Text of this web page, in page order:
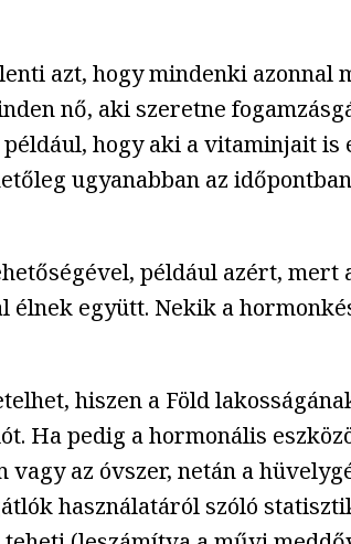
azt, hogy mindenki azonnal
nő, aki szeretne
hogy aki a vitaminjait is
ugyanabban az
például azért, mert
együtt. Nekik a
hiszen a Föld
Ha pedig a hormonális
az óvszer, netán a
használatáról szóló